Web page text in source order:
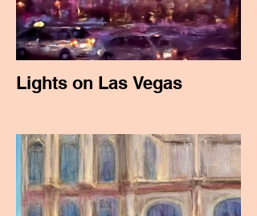
Lights on Las Vegas